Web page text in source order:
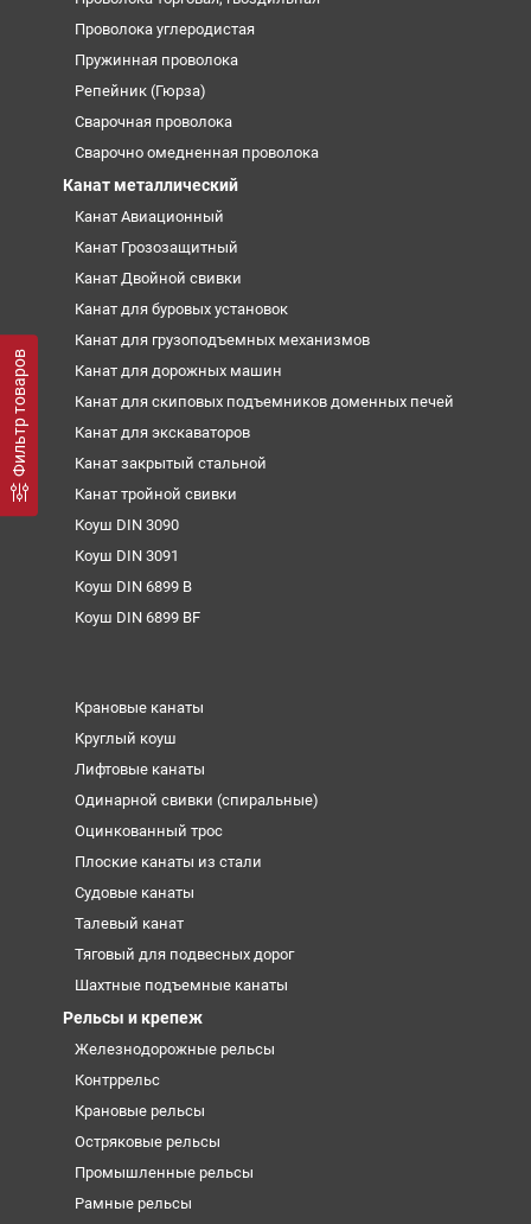
Фильтр товаров
Проволока углеродистая
Пружинная проволока
Репейник (Гюрза)
Сварочная проволока
Сварочно омедненная проволока
Канат металлический
Канат Авиационный
Канат Грозозащитный
Канат Двойной свивки
Канат для буровых установок
Канат для грузоподъемных механизмов
Канат для дорожных машин
Канат для скиповых подъемников доменных печей
Канат для экскаваторов
Канат закрытый стальной
Канат тройной свивки
Коуш DIN 3090
Коуш DIN 3091
Коуш DIN 6899 B
Коуш DIN 6899 BF
Крановые канаты
Круглый коуш
Лифтовые канаты
Одинарной свивки (спиральные)
Оцинкованный трос
Плоские канаты из стали
Судовые канаты
Талевый канат
Тяговый для подвесных дорог
Шахтные подъемные канаты
Рельсы и крепеж
Железнодорожные рельсы
Контррельс
Крановые рельсы
Остряковые рельсы
Промышленные рельсы
Рамные рельсы